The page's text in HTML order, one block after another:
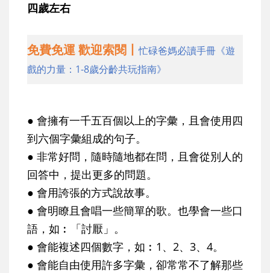
四歲左右
免費免運 歡迎索閱丨忙碌爸媽必讀手冊《遊
戲的力量：1-8歲分齡共玩指南》
● 會擁有一千五百個以上的字彙，且會使用四
到六個字彙組成的句子。
● 非常好問，隨時隨地都在問，且會從別人的
回答中，提出更多的問題。
● 會用誇張的方式說故事。
● 會明瞭且會唱一些簡單的歌。也學會一些口
語，如︰「討厭」。
● 會能複述四個數字，如︰1、2、3、4。
● 會能自由使用許多字彙，卻常常不了解那些